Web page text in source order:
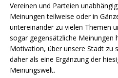
Vereinen und Parteien
Meinungen teilweise oder in
untereinander zu vielen Themen
sogar gegensätzliche Meinungen
Motivation, über unsere Stadt zu
daher als eine Ergänzung der
Meinungswelt.